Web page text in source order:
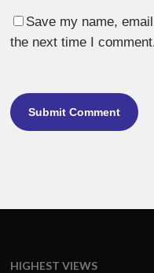
Save my name,
the next time I
HIGHEST VIEWS